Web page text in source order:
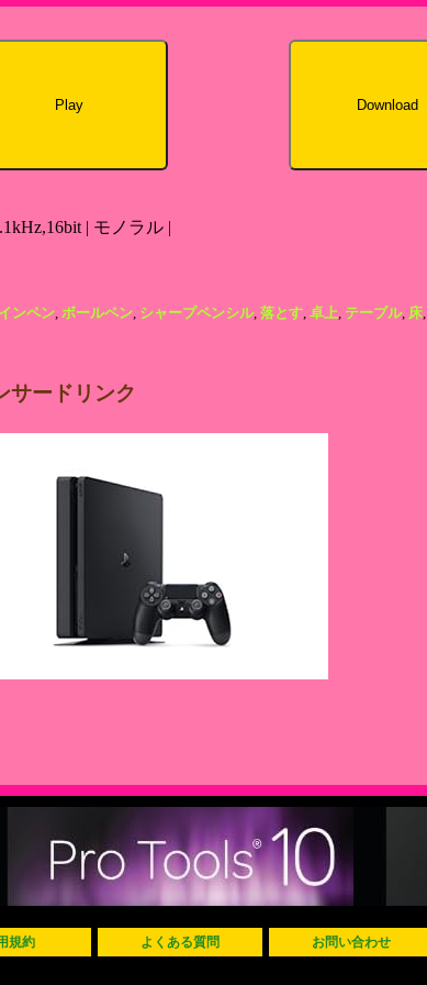
Play Download
| モノラル |
ンペン, ボールペン, シャープペンシル, 落とす, 卓上, テーブル, 床,
サードリンク
規約 よくある質問 お問い合わせ